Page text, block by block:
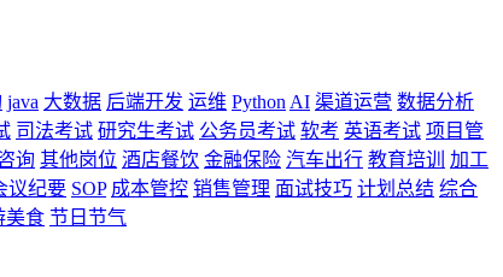
java 大数据 后端开发 运维 Python AI 渠道运营 数据分析
司法考试 研究生考试 公务员考试 软考 英语考试 项目管
询 其他岗位 酒店餐饮 金融保险 汽车出行 教育培训
加工
议纪要 SOP 成本管控 销售管理 面试技巧 计划总结 综合
美食 节日节气